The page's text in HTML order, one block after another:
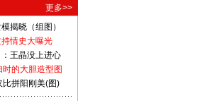
更多>>
揭晓（组图）
情史大曝光
：王晶没上进心
的大胆造型图
比拼阳刚美(图)